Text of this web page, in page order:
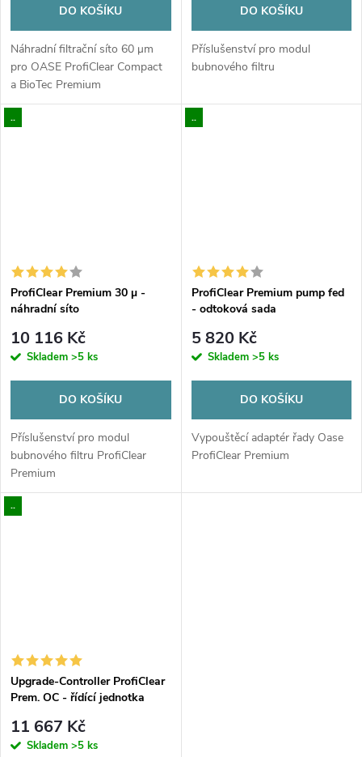
DO KOŠÍKU
Náhradní filtrační síto 60 μm
pro OASE ProfiClear Compact
a BioTec Premium
DO KOŠÍKU
Příslušenství pro modul
bubnového filtru
..
ProfiClear Premium 30 µ -
náhradní síto
10 116 Kč
Skladem >5 ks
DO KOŠÍKU
Příslušenství pro modul
bubnového filtru ProfiClear
Premium
..
ProfiClear Premium pump fed
- odtoková sada
5 820 Kč
Skladem >5 ks
DO KOŠÍKU
Vypouštěcí adaptér řady Oase
ProfiClear Premium
..
Upgrade-Controller ProfiClear
Prem. OC - řídící jednotka
11 667 Kč
Skladem >5 ks